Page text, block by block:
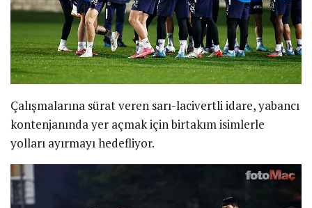
Çalışmalarına sürat veren sarı-lacivertli idare, yabancı
kontenjanında yer açmak için birtakım isimlerle
yolları ayırmayı hedefliyor.